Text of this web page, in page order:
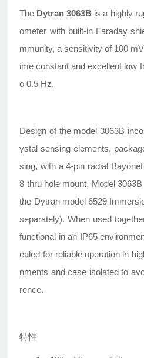
The Dytran 3063B is a highly
ometer with built-in Faraday
mmunity, a sensitivity of 100
ime constant and excellent low
o 0.5 Hz.
Design of the model 3063B
ystal sensing elements,
sing, with a 4-pin radial
8 thru hole mount. Model
the Dytran model 6529
separately). When used
functional in an IP65
ealed for reliable operation in
nments and case isolated to
rence.
特性